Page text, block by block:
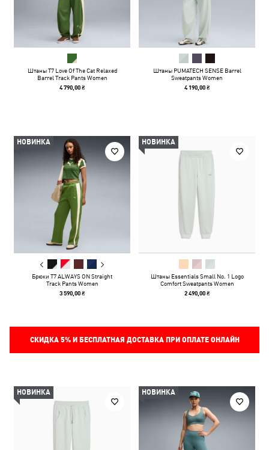
Штаны T7 Love Of The Cat Relaxed
Barrel Track Pants Women
4 790,00 ₴
Штаны PUMATECH SENSE Barrel
Sweatpants Women
4 190,00 ₴
НОВИНКА
Брюки T7 ALWAYS ON Straight
Track Pants Women
3 590,00 ₴
НОВИНКА
Штаны Essentials Small No. 1 Logo
Comfort Sweatpants Women
2 490,00 ₴
СКИДКА 5%И БЕСПЛАТНАЯ ДОСТАВКА ПРИ ОПЛАТЕ ОНЛАЙН
НОВИНКА НОВИНКА